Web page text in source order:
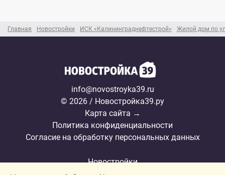
Главная Новостройки ИСК «Калининграднефтестрой» Жилой дом по
info@novostroyka39.ru
© 2026 / Новостройка39.ру
Карта сайта →
Политика конфиденциальности
Согласие на обработку персональных данных
Новостройки